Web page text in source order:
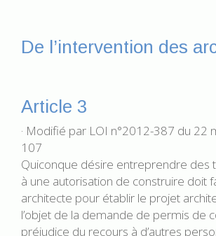
De l’intervention des
Article 3
· Modifié par LOI n°2012-387 du 22
107
Quiconque désire entreprendre des
à une autorisation de construire doit
architecte pour établir le projet
l’objet de la demande de permis de
préjudice du recours à d’autres